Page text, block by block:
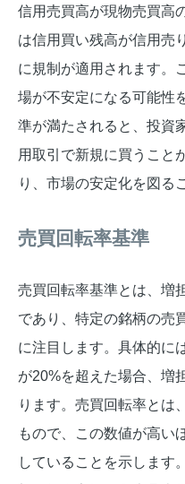
信用売買高が現物売買高
は信用買い残高が信用売
に規制が適用されます。
場が不安定になる可能性
準が満たされると、投資
用取引で新規に買うこと
り、市場の安定化を図る
売買回転率基準
売買回転率基準とは、増
であり、特定の銘柄の売
に注目します。具体的に
が20%を超えた場合、増
ります。売買回転率とは
もので、この数値が高い
していることを示します